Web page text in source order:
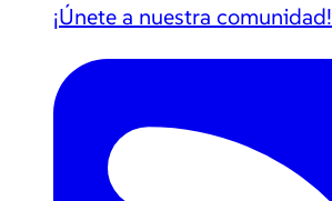
¡Únete a nuestra comunidad!